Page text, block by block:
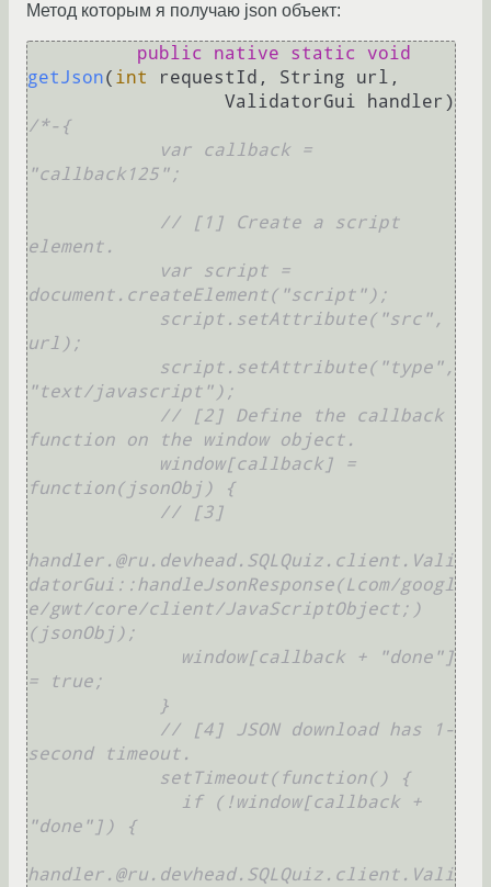
Метод которым я получаю json объект:
public native static
void
getJson( int
requestId, String url,
                  ValidatorGui handler)
/*-{
"callback125";
element.
document.createElement("script");
url);
"text/javascript");
function on the window object.
function(jsonObj) {
handler.@ru.devhead.SQLQuiz.client.Vali
datorGui::handleJsonResponse(Lcom/googl
e/gwt/core/client/JavaScriptObject;)
(jsonObj);
= true;
second timeout.
"done"]) {
handler.@ru.devhead.SQLQuiz.client.Vali